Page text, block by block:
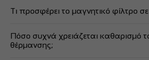
Τι προσφέρει το μαγνητικό φίλτρο
τη διάβρωση και τις εμπλοκές.
Πόσο συχνά χρειάζεται καθαρισμό
θέρμανσης;